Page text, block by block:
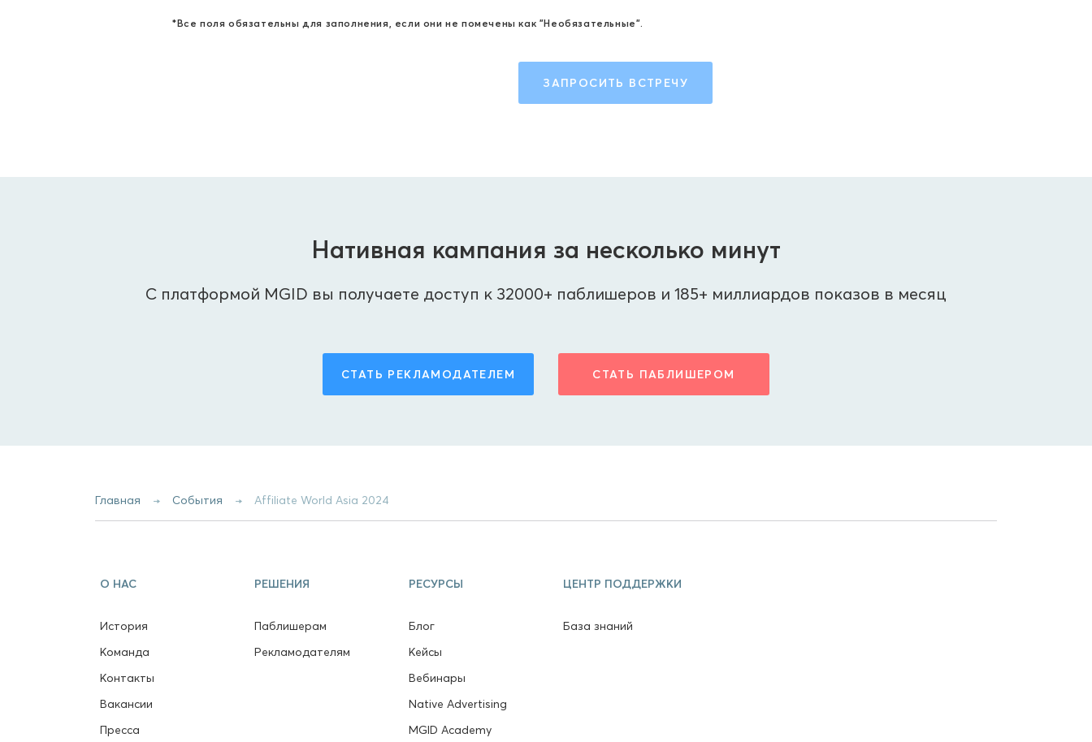
*Все поля обязательны для заполнения, если они не помечены как "Необязательные".
ЗАПРОСИТЬ ВСТРЕЧУ
Нативная кампания за несколько минут
С платформой MGID вы получаете доступ к 32000+ паблишеров и 185+ миллиардов показов в месяц
СТАТЬ РЕКЛАМОДАТЕЛЕМ СТАТЬ ПАБЛИШЕРОМ
Главная События Affiliate World Asia 2024
О НАС
История
Команда
Контакты
Вакансии
Пресса
РЕШЕНИЯ
Паблишерам
Рекламодателям
РЕСУРСЫ
Блог
Кейсы
Вебинары
Native Advertising
MGID Academy
ЦЕНТР ПОДДЕРЖКИ
База знаний